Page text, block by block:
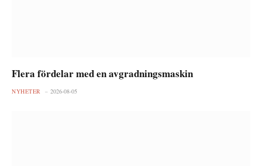
Flera fördelar med en avgradningsmaskin
NYHETER 2026-08-05